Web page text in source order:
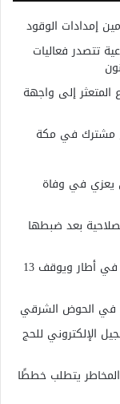
تتصدر فعاليات
المتعثر إلى واجهة
مشترك في مكة
يعزي في وفاة
بعد ضبطها
الدرك الوطني يعلن تفكيك شبكتين للمخدرات في أطار ويوقف 13
في الحوض الشرقي
الإلكتروني للحج
يتطلب خططًا